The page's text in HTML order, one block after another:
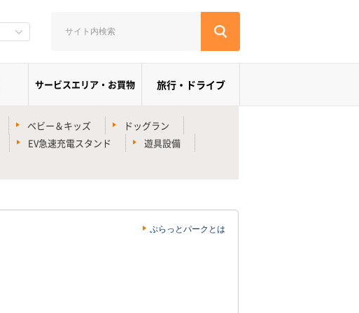
サービスエリア・お買物 旅行・ドライブ
ベビー＆キッズ
ドッグラン
EV急速充電スタンド
遊具設備
ぷらっとパークとは